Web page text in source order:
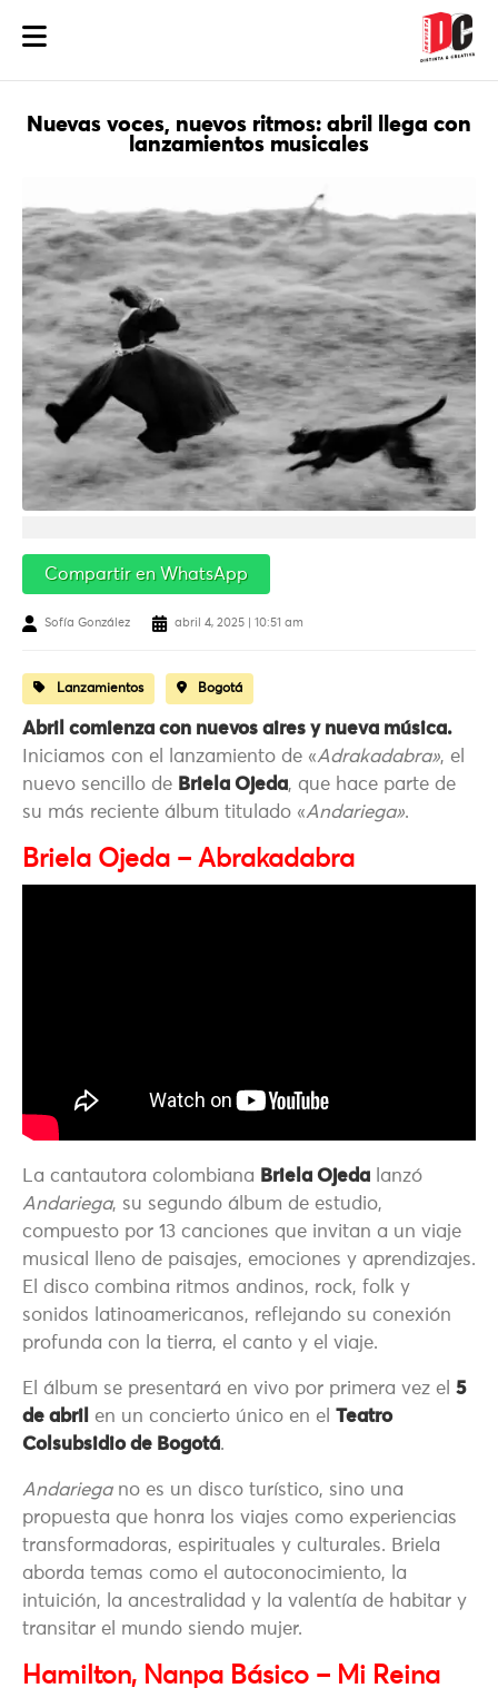
Nuevas voces, nuevos ritmos: abril llega con
lanzamientos musicales
Compartir en WhatsApp
Sofía González abril 4, 2025 | 10:51 am
Lanzamientos Bogotá
Abril comienza con nuevos aires y nueva música.
Iniciamos con el lanzamiento de «Adrakadabra», el
nuevo sencillo de Briela Ojeda, que hace parte de
su más reciente álbum titulado «Andariega».
Briela Ojeda – Abrakadabra
La cantautora colombiana Briela Ojeda lanzó
Andariega, su segundo álbum de estudio,
compuesto por 13 canciones que invitan a un viaje
musical lleno de paisajes, emociones y aprendizajes.
El disco combina ritmos andinos, rock, folk y
sonidos latinoamericanos, reflejando su conexión
profunda con la tierra, el canto y el viaje.
El álbum se presentará en vivo por primera vez el 5
de abril en un concierto único en el Teatro
Colsubsidio de Bogotá.
Andariegano es un disco turístico, sino una
propuesta que honra los viajes como experiencias
transformadoras, espirituales y culturales. Briela
aborda temas como el autoconocimiento, la
intuición, la ancestralidad y la valentía de habitar y
transitar el mundo siendo mujer.
Hamilton, Nanpa Básico – Mi Reina